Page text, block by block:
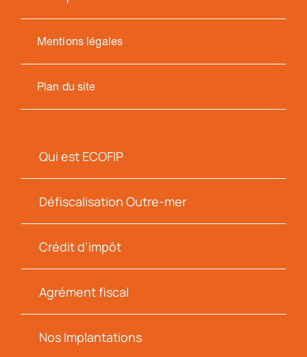
Mentions légales
Plan du site
Qui est ECOFIP
Défiscalisation Outre-mer
Crédit d’impôt
Agrément fiscal
Nos Implantations